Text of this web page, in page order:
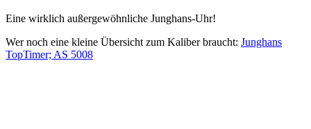
Eine wirklich außergewöhnliche Junghans-Uhr!
Wer noch eine kleine Übersicht zum Kaliber braucht: Junghans
TopTimer; AS 5008